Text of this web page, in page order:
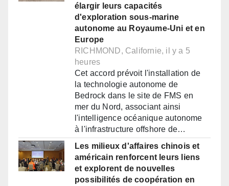
élargir leurs capacités
d'exploration sous-marine
autonome au Royaume-Uni et en
Europe
RICHMOND, Californie, il y a 5
heures
Cet accord prévoit l'installation de
la technologie autonome de
Bedrock dans le site de FMS en
mer du Nord, associant ainsi
l'intelligence océanique autonome
à l'infrastructure offshore de…
Les milieux d'affaires chinois et
américain renforcent leurs liens
et explorent de nouvelles
possibilités de coopération en